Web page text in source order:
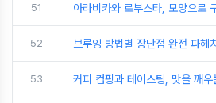
51 아라비카와 로부스타, 모양으로
52 브루잉 방법별 장단점 완전 파헤
53 커피 컵핑과 테이스팅, 맛을 깨